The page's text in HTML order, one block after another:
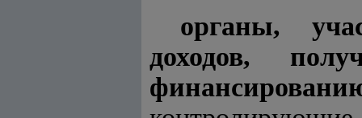
органы,
доходов,